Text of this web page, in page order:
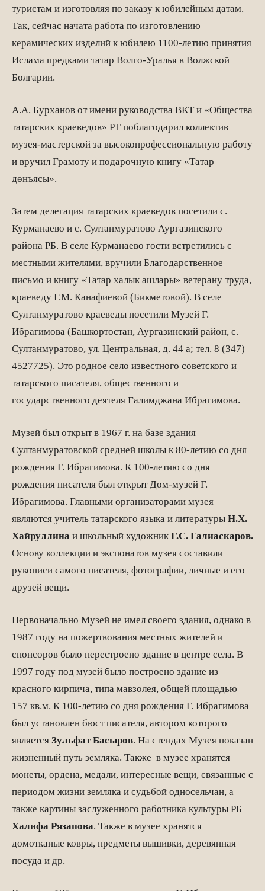
туристам и изготовляя по заказу к юбилейным датам.
Так, сейчас начата работа по изготовлению
керамических изделий к юбилею 1100-летию принятия
Ислама предками татар Волго-Уралья в Волжской
Болгарии.
А.А. Бурханов от имени руководства ВКТ и «Общества
татарских краеведов» РТ поблагодарил коллектив
музея-мастерской за высокопрофессиональную работу
и вручил Грамоту и подарочную книгу «Татар
дөнъясы».
Затем делегация татарских краеведов посетили с.
Курманаево и с. Султанмуратово Аургазинского
района РБ. В селе Курманаево гости встретились с
местными жителями, вручили Благодарственное
письмо и книгу «Татар халык ашлары» ветерану труда,
краеведу Г.М. Канафиевой (Бикметовой). В селе
Султанмуратово краеведы посетили Музей Г.
Ибрагимова (Башкортостан, Аургазинский район, с.
Султанмуратово, ул. Центральная, д. 44 а; тел. 8 (347)
4527725). Это родное село известного советского и
татарского писателя, общественного и
государственного деятеля Галимджана Ибрагимова.
Музей был открыт в 1967 г. на базе здания
Султанмуратовской средней школы к 80-летию со дня
рождения Г. Ибрагимова. К 100-летию со дня
рождения писателя был открыт Дом-музей Г.
Ибрагимова. Главными организаторами музея
являются учитель татарского языка и литературы Н.Х.
Хайруллина и школьный художникГ.С. Галиаскаров.
Основу коллекции и экспонатов музея составили
рукописи самого писателя, фотографии, личные и его
друзей вещи.
Первоначально Музей не имел своего здания, однако в
1987 году на пожертвования местных жителей и
спонсоров было перестроено здание в центре села. В
1997 году под музей было построено здание из
красного кирпича, типа мавзолея, общей площадью
157 кв.м. К 100-летию со дня рождения Г. Ибрагимова
был установлен бюст писателя, автором которого
является Зульфат Басыров. На стендах Музея показан
жизненный путь земляка. Также в музее хранятся
монеты, ордена, медали, интересные вещи, связанные с
периодом жизни земляка и судьбой односельчан, а
также картины заслуженного работника культуры РБ
Халифа Рязапова. Также в музее хранятся
домотканые ковры, предметы вышивки, деревянная
посуда и др.